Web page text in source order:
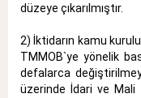
düzeye çıkarılmıştır.
2) İktidarın kamu
TMMOB`ye yönelik
defalarca
üzerinde İdari ve Mali